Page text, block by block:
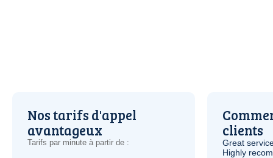
Nos tarifs d'appel
avantageux
Tarifs par minute à partir de :
clients
Great
Highly